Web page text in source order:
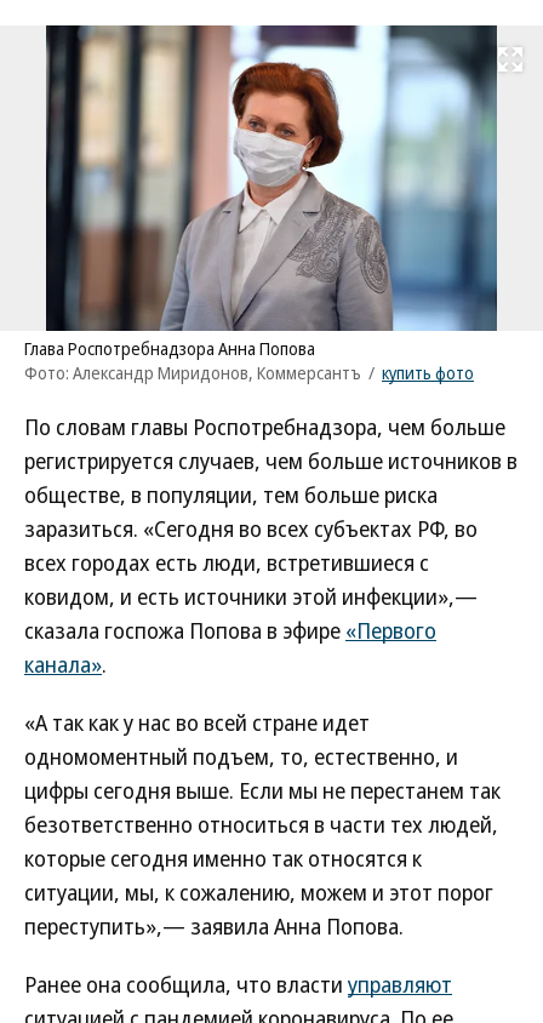
Развернуть
Глава Роспотребнадзора Анна Попова
Фото: Александр Миридонов, Коммерсантъ / купить фото
По словам главы Роспотребнадзора, чем больше
регистрируется случаев, чем больше источников в
обществе, в популяции, тем больше риска
заразиться. «Сегодня во всех субъектах РФ, во
всех городах есть люди, встретившиеся с
ковидом, и есть источники этой инфекции»,—
сказала госпожа Попова в эфире «Первого
канала».
«А так как у нас во всей стране идет
одномоментный подъем, то, естественно, и
цифры сегодня выше. Если мы не перестанем так
безответственно относиться в части тех людей,
которые сегодня именно так относятся к
ситуации, мы, к сожалению, можем и этот порог
переступить»,— заявила Анна Попова.
Ранее она сообщила, что власти управляют